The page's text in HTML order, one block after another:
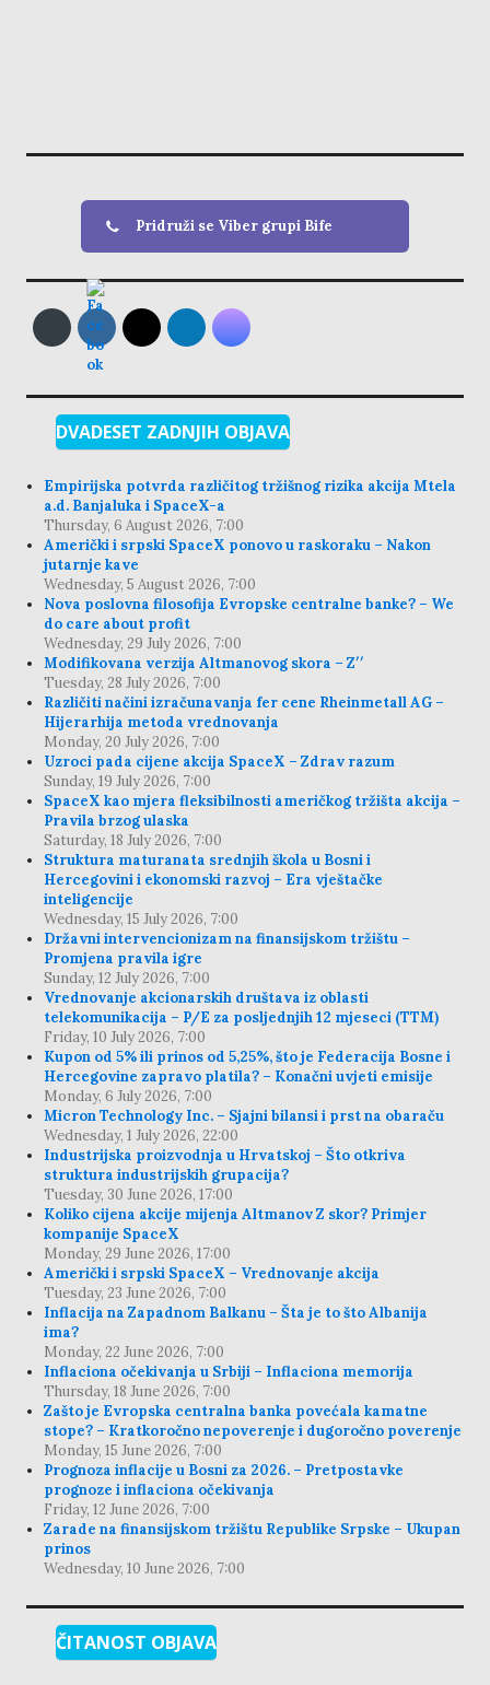
Pridruži se Viber grupi Bife
DVADESET ZADNJIH OBJAVA
Empirijska potvrda različitog tržišnog rizika akcija Mtela
a.d. Banjaluka i SpaceX-a
Thursday, 6 August 2026, 7:00
Američki i srpski SpaceX ponovo u raskoraku – Nakon
jutarnje kave
Wednesday, 5 August 2026, 7:00
Nova poslovna filosofija Evropske centralne banke? – We
do care about profit
Wednesday, 29 July 2026, 7:00
Modifikovana verzija Altmanovog skora – Z′′
Tuesday, 28 July 2026, 7:00
Različiti načini izračunavanja fer cene Rheinmetall AG –
Hijerarhija metoda vrednovanja
Monday, 20 July 2026, 7:00
Uzroci pada cijene akcija SpaceX – Zdrav razum
Sunday, 19 July 2026, 7:00
SpaceX kao mjera fleksibilnosti američkog tržišta akcija –
Pravila brzog ulaska
Saturday, 18 July 2026, 7:00
Struktura maturanata srednjih škola u Bosni i
Hercegovini i ekonomski razvoj – Era vještačke
inteligencije
Wednesday, 15 July 2026, 7:00
Državni intervencionizam na finansijskom tržištu –
Promjena pravila igre
Sunday, 12 July 2026, 7:00
Vrednovanje akcionarskih društava iz oblasti
telekomunikacija – P/E za posljednjih 12 mjeseci (TTM)
Friday, 10 July 2026, 7:00
Kupon od 5% ili prinos od 5,25%, što je Federacija Bosne i
Hercegovine zapravo platila? – Konačni uvjeti emisije
Monday, 6 July 2026, 7:00
Micron Technology Inc. – Sjajni bilansi i prst na obaraču
Wednesday, 1 July 2026, 22:00
Industrijska proizvodnja u Hrvatskoj – Što otkriva
struktura industrijskih grupacija?
Tuesday, 30 June 2026, 17:00
Koliko cijena akcije mijenja Altmanov Z skor? Primjer
kompanije SpaceX
Monday, 29 June 2026, 17:00
Američki i srpski SpaceX – Vrednovanje akcija
Tuesday, 23 June 2026, 7:00
Inflacija na Zapadnom Balkanu – Šta je to što Albanija
ima?
Monday, 22 June 2026, 7:00
Inflaciona očekivanja u Srbiji – Inflaciona memorija
Thursday, 18 June 2026, 7:00
Zašto je Evropska centralna banka povećala kamatne
stope? – Kratkoročno nepoverenje i dugoročno poverenje
Monday, 15 June 2026, 7:00
Prognoza inflacije u Bosni za 2026. – Pretpostavke
prognoze i inflaciona očekivanja
Friday, 12 June 2026, 7:00
Zarade na finansijskom tržištu Republike Srpske – Ukupan
prinos
Wednesday, 10 June 2026, 7:00
ČITANOST OBJAVA